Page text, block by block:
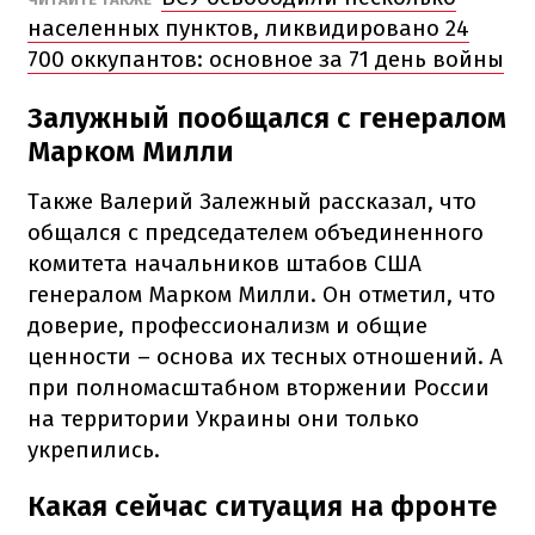
населенных пунктов, ликвидировано 24
700 оккупантов: основное за 71 день войны
Залужный пообщался с генералом
Марком Милли
Также Валерий Залежный рассказал, что
общался с председателем объединенного
комитета начальников штабов США
генералом Марком Милли. Он отметил, что
доверие, профессионализм и общие
ценности – основа их тесных отношений. А
при полномасштабном вторжении России
на территории Украины они только
укрепились.
Какая сейчас ситуация на фронте